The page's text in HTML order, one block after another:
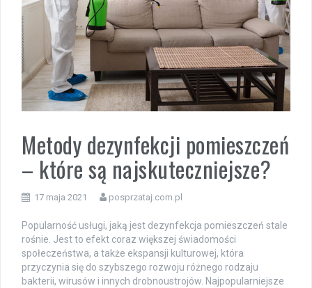
Metody dezynfekcji pomieszczeń
– które są najskuteczniejsze?
17 maja 2021 posprzataj.com.pl
Popularność usługi, jaką jest dezynfekcja pomieszczeń stale
rośnie. Jest to efekt coraz większej świadomości
społeczeństwa, a także ekspansji kulturowej, która
przyczynia się do szybszego rozwoju różnego rodzaju
bakterii, wirusów i innych drobnoustrojów. Najpopularniejsze